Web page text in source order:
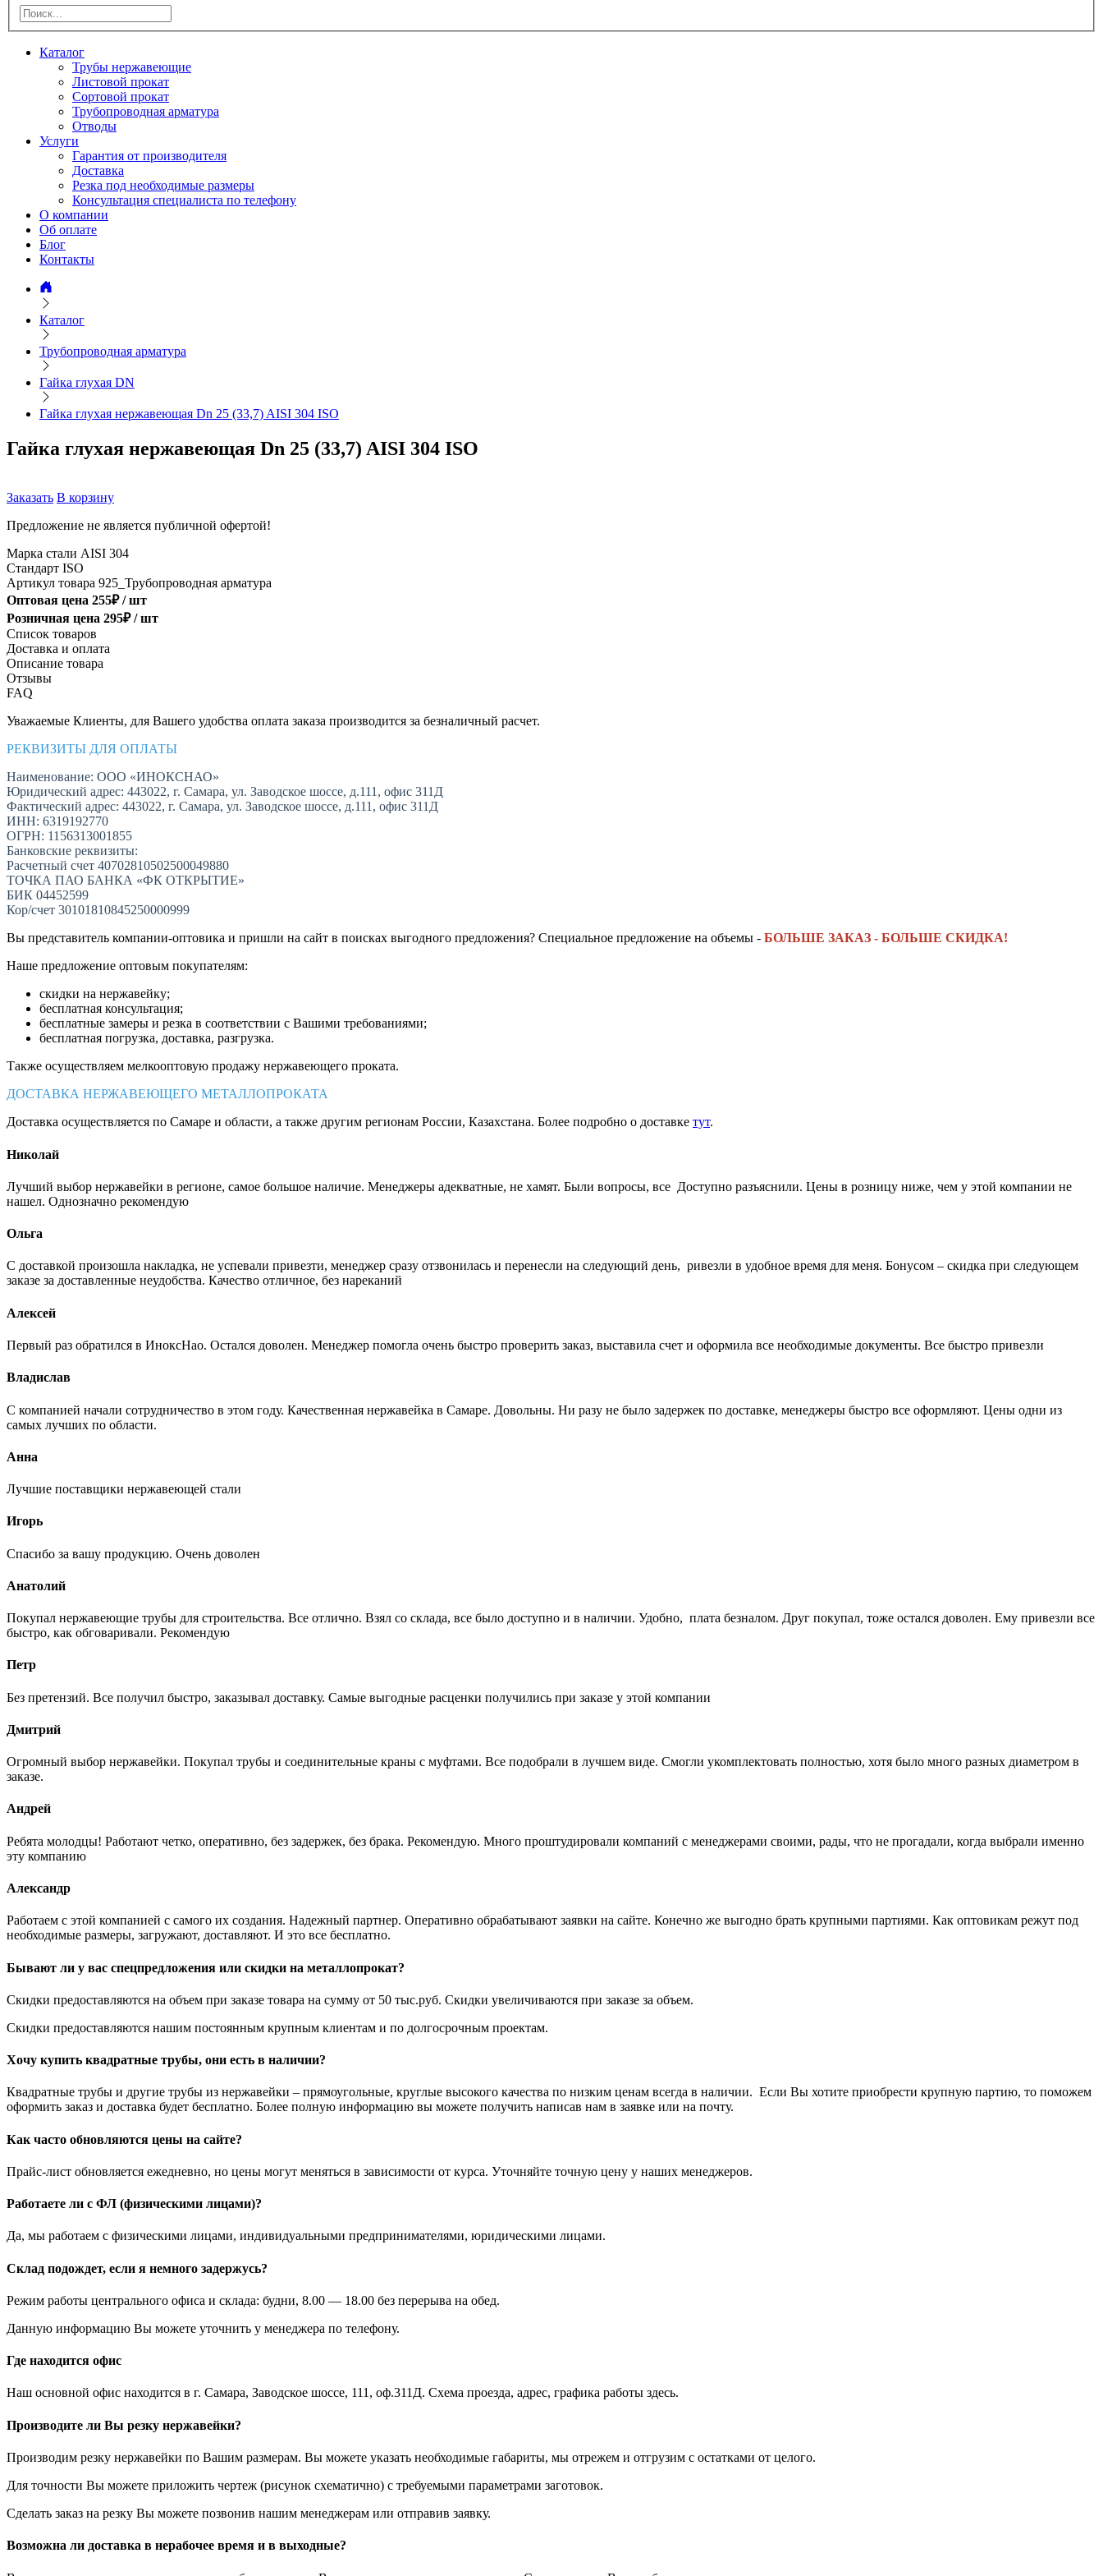
Каталог
Трубы нержавеющие
Листовой прокат
Сортовой прокат
Трубопроводная арматура
Отводы
Услуги
Гарантия от производителя
Доставка
Резка под необходимые размеры
Консультация специалиста по телефону
О компании
Об оплате
Блог
Контакты
Каталог
Трубопроводная арматура
Гайка глухая DN
Гайка глухая нержавеющая Dn 25 (33,7) AISI 304 ISO
Гайка глухая нержавеющая Dn 25 (33,7) AISI 304 ISO
Заказать В корзину
Предложение не является публичной офертой!
Марка стали AISI 304
Стандарт ISO
Артикул товара 925_Трубопроводная арматура
Оптовая цена 255₽ /шт
Розничная цена 295₽ /шт
Список товаров
Доставка и оплата
Описание товара
Отзывы
FAQ
Уважаемые Клиенты, для Вашего удобства оплата заказа производится за безналичный расчет.
РЕКВИЗИТЫ ДЛЯ ОПЛАТЫ
Наименование: ООО «ИНОКСНАО»
Юридический адрес: 443022, г. Самара, ул. Заводское шоссе, д.111, офис 311Д
Фактический адрес: 443022, г. Самара, ул. Заводское шоссе, д.111, офис 311Д
ИНН: 6319192770
ОГРН: 1156313001855
Банковские реквизиты:
Расчетный счет 40702810502500049880
ТОЧКА ПАО БАНКА «ФК ОТКРЫТИЕ»
БИК 04452599
Кор/счет 30101810845250000999
Вы представитель компании-оптовика и пришли на сайт в поисках выгодного предложения? Специальное предложение на объемы - БОЛЬШЕ ЗАКАЗ - БОЛЬШЕ СКИДКА!
Наше предложение оптовым покупателям:
скидки на нержавейку;
бесплатная консультация;
бесплатные замеры и резка в соответствии с Вашими требованиями;
бесплатная погрузка, доставка, разгрузка.
Также осуществляем мелкооптовую продажу нержавеющего проката.
ДОСТАВКА НЕРЖАВЕЮЩЕГО МЕТАЛЛОПРОКАТА
Доставка осуществляется по Самаре и области, а также другим регионам России, Казахстана. Более подробно о доставке тут.
Николай
Лучший выбор нержавейки в регионе, самое большое наличие. Менеджеры адекватные, не хамят. Были вопросы, все Доступно разъяснили. Цены в розницу ниже, чем у этой компании не
нашел. Однозначно рекомендую
Ольга
С доставкой произошла накладка, не успевали привезти, менеджер сразу отзвонилась и перенесли на следующий день, ривезли в удобное время для меня. Бонусом – скидка при следующем
заказе за доставленные неудобства. Качество отличное, без нареканий
Алексей
Первый раз обратился в ИноксНао. Остался доволен. Менеджер помогла очень быстро проверить заказ, выставила счет и оформила все необходимые документы. Все быстро привезли
Владислав
С компанией начали сотрудничество в этом году. Качественная нержавейка в Самаре. Довольны. Ни разу не было задержек по доставке, менеджеры быстро все оформляют. Цены одни из
самых лучших по области.
Анна
Лучшие поставщики нержавеющей стали
Игорь
Спасибо за вашу продукцию. Очень доволен
Анатолий
Покупал нержавеющие трубы для строительства. Все отлично. Взял со склада, все было доступно и в наличии. Удобно, плата безналом. Друг покупал, тоже остался доволен. Ему привезли все
быстро, как обговаривали. Рекомендую
Петр
Без претензий. Все получил быстро, заказывал доставку. Самые выгодные расценки получились при заказе у этой компании
Дмитрий
Огромный выбор нержавейки. Покупал трубы и соединительные краны с муфтами. Все подобрали в лучшем виде. Смогли укомплектовать полностью, хотя было много разных диаметром в
заказе.
Андрей
Ребята молодцы! Работают четко, оперативно, без задержек, без брака. Рекомендую. Много проштудировали компаний с менеджерами своими, рады, что не прогадали, когда выбрали именно
эту компанию
Александр
Работаем с этой компанией с самого их создания. Надежный партнер. Оперативно обрабатывают заявки на сайте. Конечно же выгодно брать крупными партиями. Как оптовикам режут под
необходимые размеры, загружают, доставляют. И это все бесплатно.
Бывают ли у вас спецпредложения или скидки на металлопрокат?
Скидки предоставляются на объем при заказе товара на сумму от 50 тыс.руб. Скидки увеличиваются при заказе за объем.
Скидки предоставляются нашим постоянным крупным клиентам и по долгосрочным проектам.
Хочу купить квадратные трубы, они есть в наличии?
Квадратные трубы и другие трубы из нержавейки – прямоугольные, круглые высокого качества по низким ценам всегда в наличии. Если Вы хотите приобрести крупную партию, то поможем
оформить заказ и доставка будет бесплатно. Более полную информацию вы можете получить написав нам в заявке или на почту.
Как часто обновляются цены на сайте?
Прайс-лист обновляется ежедневно, но цены могут меняться в зависимости от курса. Уточняйте точную цену у наших менеджеров.
Работаете ли с ФЛ (физическими лицами)?
Да, мы работаем с физическими лицами, индивидуальными предпринимателями, юридическими лицами.
Склад подождет, если я немного задержусь?
Режим работы центрального офиса и склада: будни, 8.00 — 18.00 без перерыва на обед.
Данную информацию Вы можете уточнить у менеджера по телефону.
Где находится офис
Наш основной офис находится в г. Самара, Заводское шоссе, 111, оф.311Д. Схема проезда, адрес, графика работы здесь.
Производите ли Вы резку нержавейки?
Производим резку нержавейки по Вашим размерам. Вы можете указать необходимые габариты, мы отрежем и отгрузим с остатками от целого.
Для точности Вы можете приложить чертеж (рисунок схематично) с требуемыми параметрами заготовок.
Сделать заказ на резку Вы можете позвонив нашим менеджерам или отправив заявку.
Возможна ли доставка в нерабочее время и в выходные?